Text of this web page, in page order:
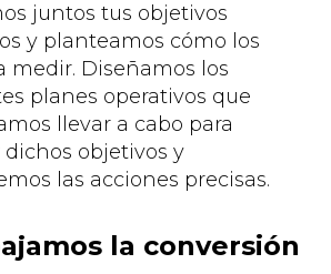
juntos tus objetivos
y planteamos cómo los
medir. Diseñamos los
planes operativos que
llevar a cabo para
objetivos y
las acciones precisas.
la conversión